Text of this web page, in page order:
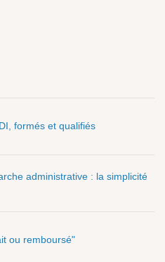
formés et qualifiés
administrative : la simplicité
ou remboursé"